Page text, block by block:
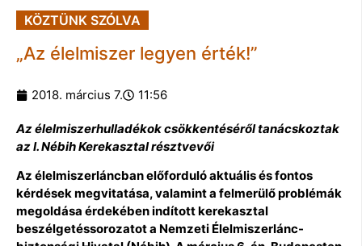
KÖZTÜNK SZÓLVA
„Az élelmiszer legyen érték!”
2018. március 7. 11:56
Az élelmiszerhulladékok csökkentéséről tanácskoztak
az I. Nébih Kerekasztal résztvevői
Az élelmiszerláncban előforduló aktuális és fontos
kérdések megvitatása, valamint a felmerülő problémák
megoldása érdekében indított kerekasztal
beszélgetéssorozatot a Nemzeti Élelmiszerlánc-